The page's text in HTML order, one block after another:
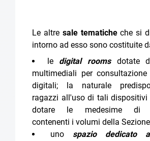
Le altre sale tematicheche si
intorno ad esso sono costituite
le digital roomsdotate
multimediali per
digitali; la naturale
ragazzi all'uso di tali
dotare le medesime di
contenenti i volumi della
uno spazio dedicato